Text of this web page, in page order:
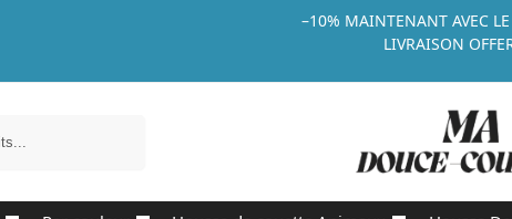
–10% MAINTENANT AVEC
LIVRAISON